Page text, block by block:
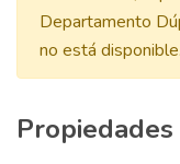
Departamento
no está disponible.